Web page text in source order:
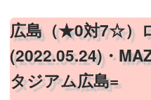
広島（★0対7☆）
(2022.05.24)・
タジアム広島=